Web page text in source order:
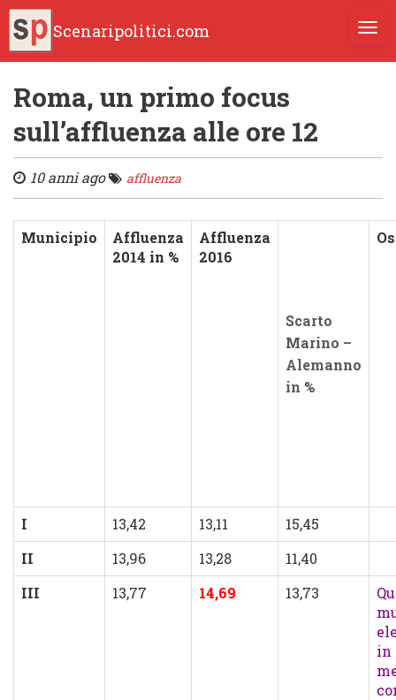
Scenaripolitici.com
Roma, un primo focus
sull’affluenza alle ore 12
10 anni ago affluenza
Municipio
Affluenza
2014 in %
Affluenza
2016
Scarto
Marino –
Alemanno
in %
I 13,42 13,11
15,45
II
13,96 13,28
11,40
III
13,77 14,69 13,73
in